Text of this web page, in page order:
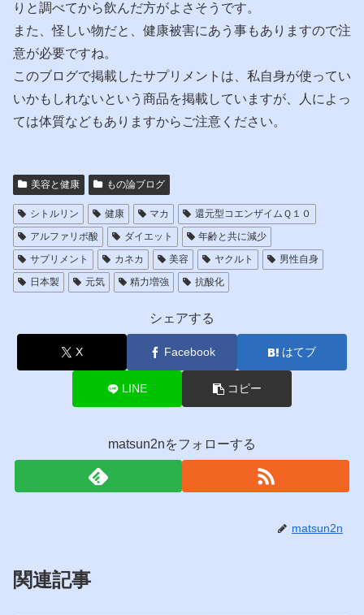
りと調べてから飲んだ方がよさそうです。
また、怪しい物だと、健康被害にあう事もありますので注
意が必要ですね。
このブログで掲載したサプリメントは、私自身が使ってい
いかもしれないという商品を掲載していますが、人によっ
ては体質などもありますからご注意ください。
美容と健康 もの論ブログ
シトルリン 健康 マカ
還元型コエンザイムＱ１０
アルファリポ酸
ダイエット
年齢と共に減少
サプリメント
カネカ 美容 ヤクルト
男性自身
日本製
元気 精力増強 抗酸化
シェアする
X Facebook はてブ
LINE コピー
matsun2nをフォローする
matsun2n
関連記事